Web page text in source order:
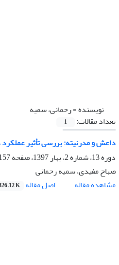
نویسنده =رحمانی، سمیه
تعداد مقالات:
1
داعش و مدرنیته: بررسی تأثیر
دوره 13، شماره 2، بهار 1397، صفحه
186
صباح مفیدی، سمیه رحمانی
مشاهده مقاله
اصل مقاله K